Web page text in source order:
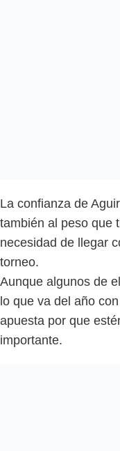
La confianza de
también al peso que
necesidad de llegar
torneo.
Aunque algunos de
lo que va del año
apuesta por que
importante.